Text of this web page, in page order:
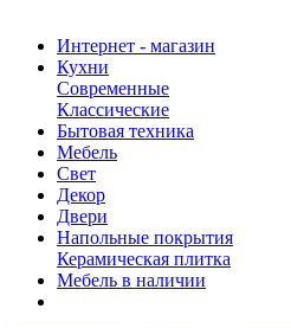
Интернет - магазин
Кухни
Современные
Классические
Бытовая техника
Мебель
Свет
Декор
Двери
Напольные покрытия
Керамическая плитка
Мебель в наличии